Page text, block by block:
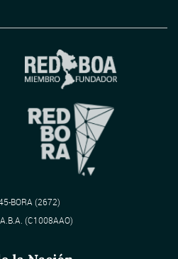
BORA (2672)
(C1008AAO)